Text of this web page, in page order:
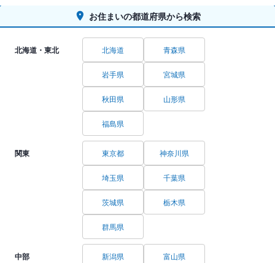
お住まいの都道府県から検索
北海道・東北 北海道 青森県
岩手県 宮城県
秋田県 山形県
福島県
関東 東京都 神奈川県
埼玉県 千葉県
茨城県 栃木県
群馬県
中部 新潟県 富山県